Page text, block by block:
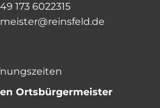
173 6022315
Ortsbürgermeister